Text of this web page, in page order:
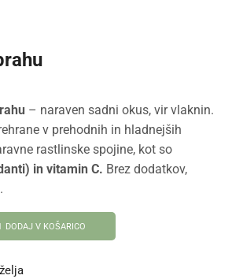
– naraven sadni okus, vir vlaknin.
v prehodnih in hladnejših
rastlinske spojine, kot so
in vitamin C. Brez dodatkov,
DODAJ V KOŠARICO